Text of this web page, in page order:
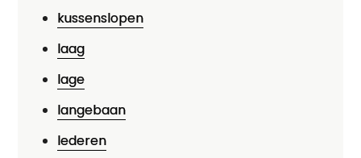
kussenslopen
laag
lage
langebaan
lederen